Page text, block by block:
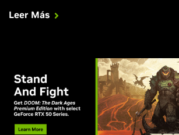
ray tracing, y en un futuro próximo, con
Leer Más